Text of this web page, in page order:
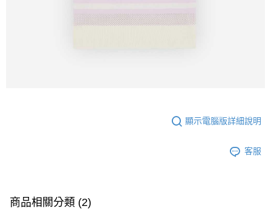
顯示電腦版詳細說明
客服
商品相關分類 (2)